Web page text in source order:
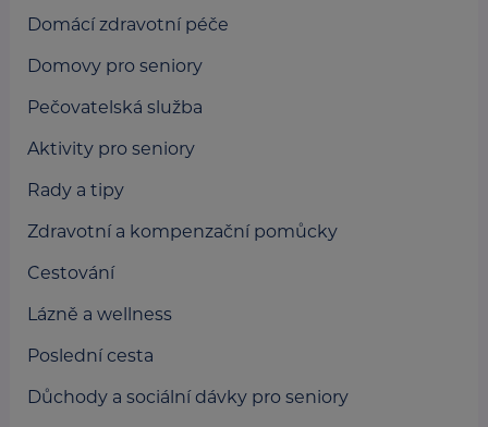
Domácí zdravotní péče
Domovy pro seniory
Pečovatelská služba
Aktivity pro seniory
Rady a tipy
Zdravotní a kompenzační pomůcky
Cestování
Lázně a wellness
Poslední cesta
Důchody a sociální dávky pro seniory